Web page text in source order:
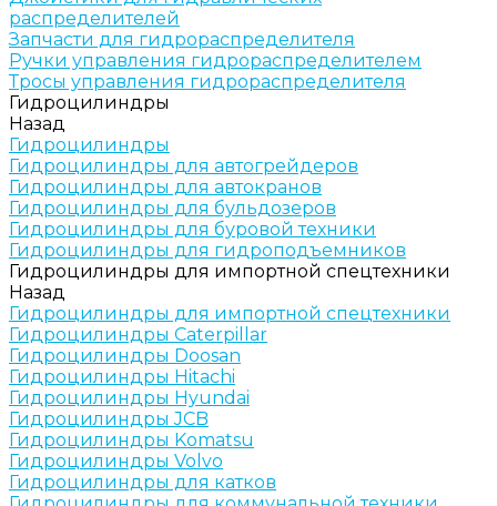
распределителей
Запчасти для гидрораспределителя
Ручки управления гидрораспределителем
Тросы управления гидрораспределителя
Гидроцилиндры
Назад
Гидроцилиндры
Гидроцилиндры для автогрейдеров
Гидроцилиндры для автокранов
Гидроцилиндры для бульдозеров
Гидроцилиндры для буровой техники
Гидроцилиндры для гидроподъемников
Гидроцилиндры для импортной спецтехники
Назад
Гидроцилиндры для импортной спецтехники
Гидроцилиндры Caterpillar
Гидроцилиндры Doosan
Гидроцилиндры Hitachi
Гидроцилиндры Hyundai
Гидроцилиндры JCB
Гидроцилиндры Komatsu
Гидроцилиндры Volvo
Гидроцилиндры для катков